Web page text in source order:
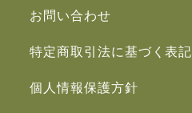
お問い合わせ
特定商取引法に基づく表記
個人情報保護方針